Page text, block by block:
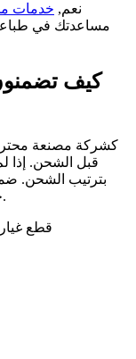
نعم, خدمات
مساعدتك في
كيف
كشركة مصنعة
قبل الشحن. إذا
بترتيب الشحن.
جودة المنتج، فيمكننا تزويدك بالإرجاع والتبديل.
قطع